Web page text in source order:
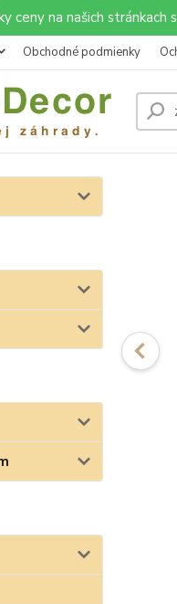
ceny na našich
Obchodné podmienky